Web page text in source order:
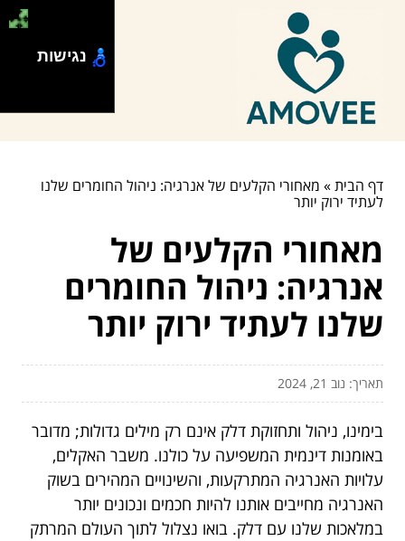
דף הבית» מאחורי הקלעים של אנרגיה: ניהול החומרים שלנו
לעתיד ירוק יותר
מאחורי הקלעים של
אנרגיה: ניהול החומרים
שלנו לעתיד ירוק יותר
תאריך: נוב 21, 2024
בימינו, ניהול ותחזוקת דלק אינם רק מילים גדולות; מדובר
באומנות דינמית המשפיעה על כולנו. משבר האקלים,
עלויות האנרגיה המתרקעות, והשינויים המהירים בשוק
האנרגיה מחייבים אותנו להיות חכמים ונכונים יותר
במלאכות שלנו עם דלק. בואו נצלול לתוך העולם המרתק
נגישות